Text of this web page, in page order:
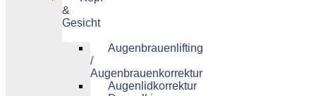
&
Gesicht
Augenbrauenlifting
/
Augenbrauenkorrektur
Augenlidkorrektur